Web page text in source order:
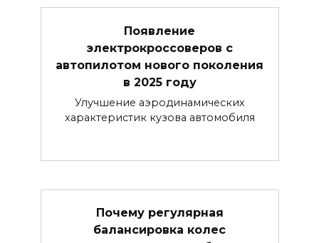
Появление
электрокроссоверов с
автопилотом нового поколения
в 2025 году
Улучшение аэродинамических
характеристик кузова автомобиля
Почему регулярная
балансировка колес